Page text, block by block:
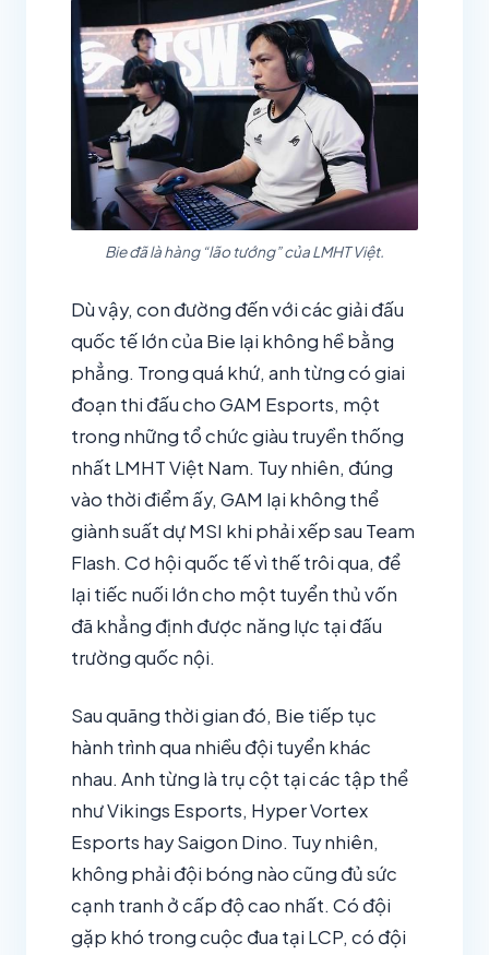
Bie đã là hàng “lão tướng” của LMHT Việt.
Dù vậy, con đường đến với các giải đấu
quốc tế lớn của Bie lại không hề bằng
phẳng. Trong quá khứ, anh từng có giai
đoạn thi đấu cho GAM Esports, một
trong những tổ chức giàu truyền thống
nhất LMHT Việt Nam. Tuy nhiên, đúng
vào thời điểm ấy, GAM lại không thể
giành suất dự MSI khi phải xếp sau Team
Flash. Cơ hội quốc tế vì thế trôi qua, để
lại tiếc nuối lớn cho một tuyển thủ vốn
đã khẳng định được năng lực tại đấu
trường quốc nội.
Sau quãng thời gian đó, Bie tiếp tục
hành trình qua nhiều đội tuyển khác
nhau. Anh từng là trụ cột tại các tập thể
như Vikings Esports, Hyper Vortex
Esports hay Saigon Dino. Tuy nhiên,
không phải đội bóng nào cũng đủ sức
cạnh tranh ở cấp độ cao nhất. Có đội
gặp khó trong cuộc đua tại LCP, có đội